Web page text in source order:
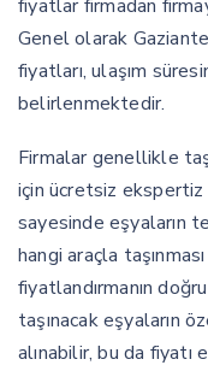
fiyatlar firmadan
Genel olarak
fiyatları, ulaşım
belirlenmektedir.
Firmalar genellikle
için ücretsiz
sayesinde eşyaların
hangi araçla
fiyatlandırmanın
taşınacak eşyaların
alınabilir, bu da